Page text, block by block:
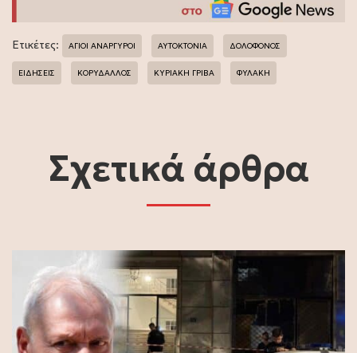
Ετικέτες: ΆΓΙΟΙ ΑΝΑΡΓΥΡΟΙ ΑΥΤΟΚΤΟΝΙΑ ΔΟΛΟΦΟΝΟΣ
ΕΙΔΗΣΕΙΣ ΚΟΡΥΔΑΛΛΟΣ ΚΥΡΙΑΚΗ ΓΡΙΒΑ ΦΥΛΑΚΗ
Σχετικά άρθρα